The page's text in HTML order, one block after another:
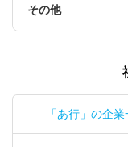
その他
「あ行」の企